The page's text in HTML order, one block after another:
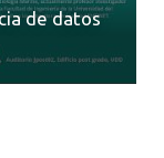
de datos